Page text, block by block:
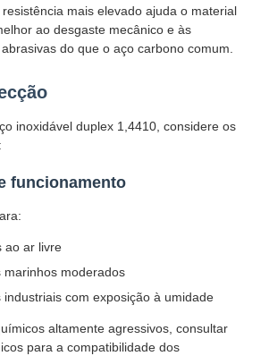
mais elevado ajuda o material
ao desgaste mecânico e às
do que o aço carbono comum.
inoxidável duplex 1,4410, considere os
funcionamento
ao ar livre
marinhos moderados
industriais com exposição à umidade
altamente agressivos, consultar
para a compatibilidade dos